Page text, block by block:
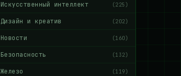
Искусственный интеллект (225)
Дизайн и креатив (202)
Новости (160)
Безопасность (132)
Железо (119)